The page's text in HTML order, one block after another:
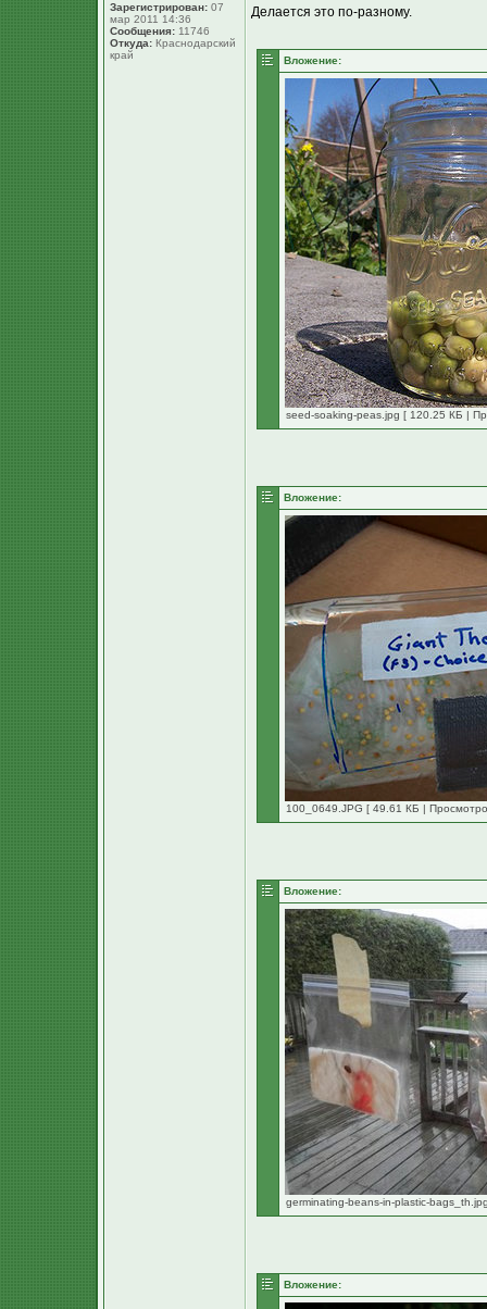
Зарегистрирован: 07
мар 2011 14:36
Сообщения: 11746
Откуда: Краснодарский
край
Делается это по-разному.
Вложение:
seed-soaking-peas.jpg [ 120.25 КБ |
Вложение:
100_0649.JPG [ 49.61 КБ |
Вложение:
germinating-beans-in-plastic-
Вложение: